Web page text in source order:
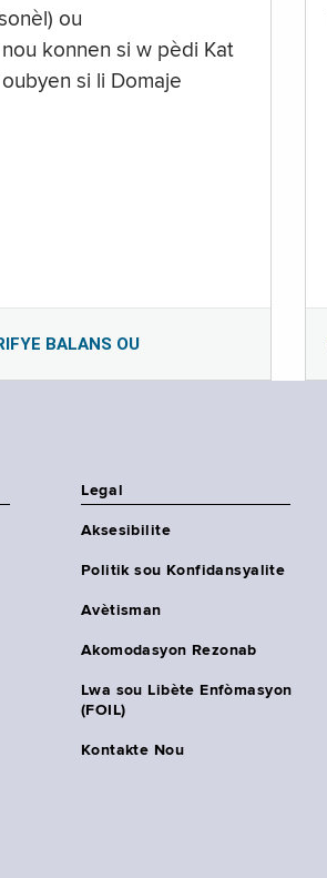
ou
nou konnen si w pèdi Kat
si li Domaje
BALANS OU
Legal
Aksesibilite
Politik sou Konfidansyalite
Avètisman
Akomodasyon Rezonab
Lwa sou Libète Enfòmasyon
(FOIL)
Kontakte Nou